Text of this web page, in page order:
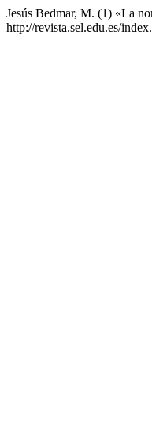
Jesús Bedmar, M. (1) «La
http://revista.sel.edu.es/